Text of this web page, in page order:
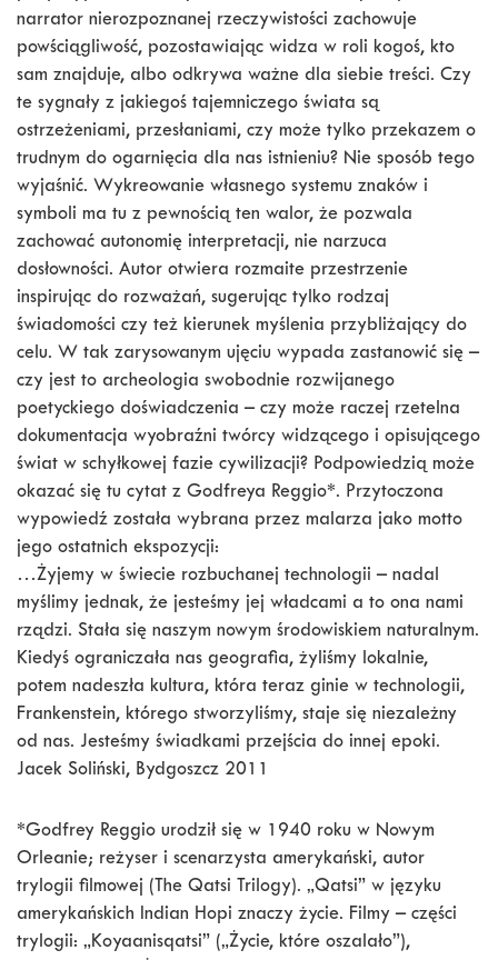
narrator nierozpoznanej rzeczywistości zachowuje
powściągliwość, pozostawiając widza w roli kogoś, kto
sam znajduje, albo odkrywa ważne dla siebie treści. Czy
te sygnały z jakiegoś tajemniczego świata są
ostrzeżeniami, przesłaniami, czy może tylko przekazem o
trudnym do ogarnięcia dla nas istnieniu? Nie sposób tego
wyjaśnić. Wykreowanie własnego systemu znaków i
symboli ma tu z pewnością ten walor, że pozwala
zachować autonomię interpretacji, nie narzuca
dosłowności. Autor otwiera rozmaite przestrzenie
inspirując do rozważań, sugerując tylko rodzaj
świadomości czy też kierunek myślenia przybliżający do
celu. W tak zarysowanym ujęciu wypada zastanowić się –
czy jest to archeologia swobodnie rozwijanego
poetyckiego doświadczenia – czy może raczej rzetelna
dokumentacja wyobraźni twórcy widzącego i opisującego
świat w schyłkowej fazie cywilizacji? Podpowiedzią może
okazać się tu cytat z Godfreya Reggio*. Przytoczona
wypowiedź została wybrana przez malarza jako motto
jego ostatnich ekspozycji:
…Żyjemy w świecie rozbuchanej technologii – nadal
myślimy jednak, że jesteśmy jej władcami a to ona nami
rządzi. Stała się naszym nowym środowiskiem naturalnym.
Kiedyś ograniczała nas geografia, żyliśmy lokalnie,
potem nadeszła kultura, która teraz ginie w technologii,
Frankenstein, którego stworzyliśmy, staje się niezależny
od nas. Jesteśmy świadkami przejścia do innej epoki.
Jacek Soliński, Bydgoszcz 2011
*Godfrey Reggio urodził się w 1940 roku w Nowym
Orleanie; reżyser i scenarzysta amerykański, autor
trylogii filmowej (The Qatsi Trilogy). „Qatsi” w języku
amerykańskich Indian Hopi znaczy życie. Filmy – części
trylogii: „Koyaanisqatsi” („Życie, które oszalało”),